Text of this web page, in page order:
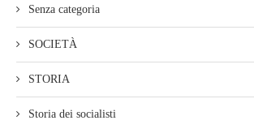
Senza categoria
SOCIETÀ
STORIA
Storia dei socialisti